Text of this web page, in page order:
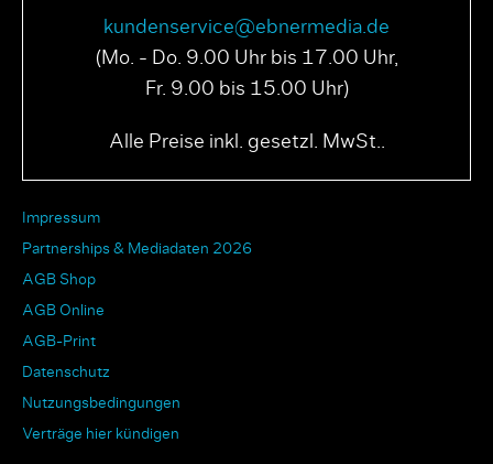
kundenservice@ebnermedia.de
(Mo. - Do. 9.00 Uhr bis 17.00 Uhr,
Fr. 9.00 bis 15.00 Uhr)
Alle Preise inkl. gesetzl. MwSt..
Impressum
Partnerships & Mediadaten 2026
AGB Shop
AGB Online
AGB-Print
Datenschutz
Nutzungsbedingungen
Verträge hier kündigen